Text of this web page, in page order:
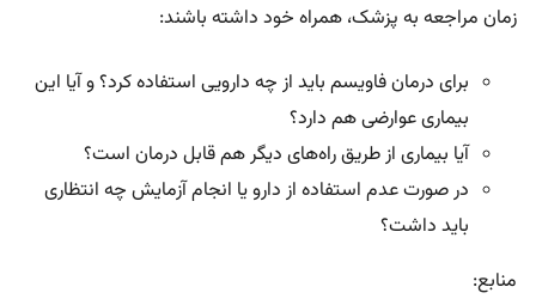
زمان مراجعه به پزشک، همراه خود داشته باشند:
برای درمان فاویسم باید از چه دارویی استفاده کرد؟ و آیا این
بیماری عوارضی هم دارد؟
آیا بیماری از طریق راه‌های دیگر هم قابل درمان است؟
در صورت عدم استفاده از دارو یا انجام آزمایش چه انتظاری
باید داشت؟
منابع: